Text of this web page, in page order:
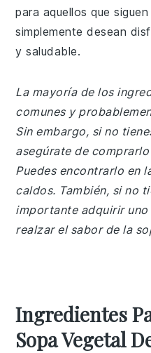
para aquellos que
simplemente desean
y saludable.
La mayoría de los
comunes y
Sin embargo, si no
asegúrate de
Puedes encontrarlo en
caldos. También, si no
importante adquirir
realzar el sabor de la
Ingredientes
Sopa Vegetal